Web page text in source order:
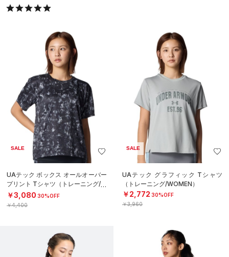
SALE
UAテック ボックス オールオーバー
プリント Tシャツ（トレーニング/W
OMEN）
￥3,080 30%OFF
￥4,400
SALE
UAテック グラフィック Tシャツ
（トレーニング/WOMEN）
￥2,772 30%OFF
￥3,960